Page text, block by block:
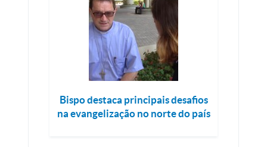
Bispo destaca principais desafios
na evangelização no norte do país